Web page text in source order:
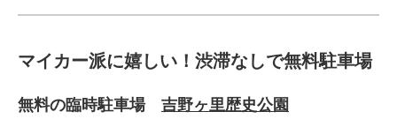
マイカー派に嬉しい！渋滞なしで無料駐車場
無料の臨時駐車場 吉野ヶ里歴史公園